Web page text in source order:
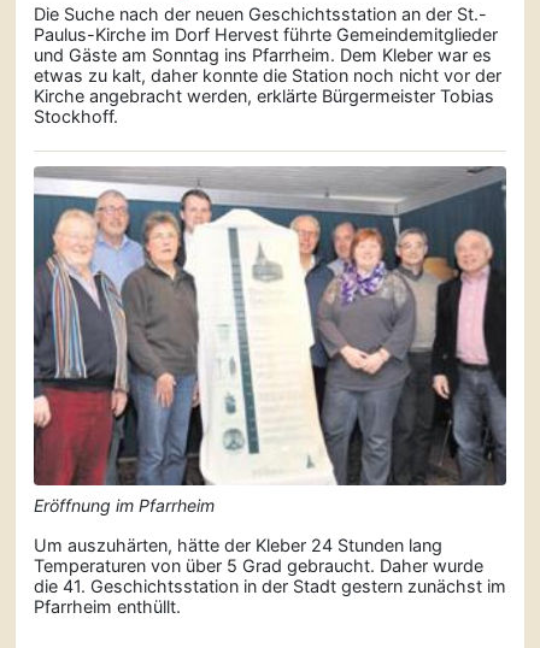
Die Suche nach der neuen Geschichtsstation an der St.-
Paulus-Kirche im Dorf Hervest führte Gemeindemitglieder
und Gäste am Sonntag ins Pfarrheim. Dem Kleber war es
etwas zu kalt, daher konnte die Station noch nicht vor der
Kirche angebracht werden, erklärte Bürgermeister Tobias
Stockhoff.
Eröffnung im Pfarrheim
Um auszuhärten, hätte der Kleber 24 Stunden lang
Temperaturen von über 5 Grad gebraucht. Daher wurde
die 41. Geschichtsstation in der Stadt gestern zunächst im
Pfarrheim enthüllt.